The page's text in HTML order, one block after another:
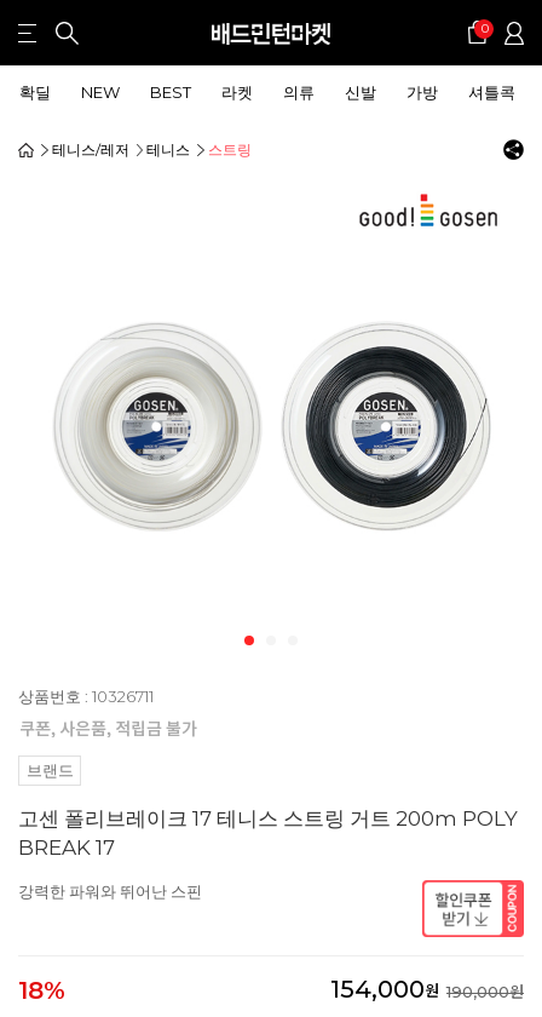
0
확딜 NEW BEST 라켓 의류 신발 가방 셔틀콕
테니스/레저 테니스 스트링
상품번호 : 10326711
브랜드
고센 폴리브레이크 17 테니스 스트링 거트 200m POLY
BREAK 17
강력한 파워와 뛰어난 스핀
18% 154,000원 190,000원